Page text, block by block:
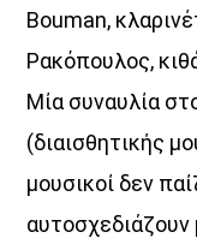
Bouman,
Ρακόπουλος,
Μία συναυλία
(διαισθητικής
μουσικοί δεν